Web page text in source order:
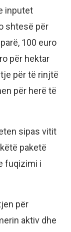
inputet
shtesë për
100 euro
për hektar
për të rinjtë
për herë të
sipas vitit
paketë
fuqizimi i
për
aktiv dhe